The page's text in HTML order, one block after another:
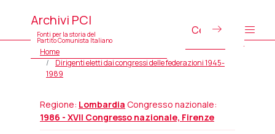
Archivi PCI
Fonti per la storia del
Partito Comunista Italiano
Home
Dirigenti eletti dai congressi delle federazioni 1945-
1989
Regione: Lombardia Congresso nazionale:
1986 - XVII Congresso nazionale, Firenze